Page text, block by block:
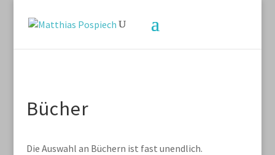
Bücher
Die Auswahl an Büchern ist fast unendlich.